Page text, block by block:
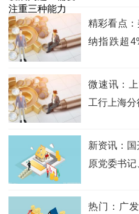
精彩看点
纳指跌超
微速讯：
工行上海
专营机构
金中心
新资讯：
原党委书
热门：广